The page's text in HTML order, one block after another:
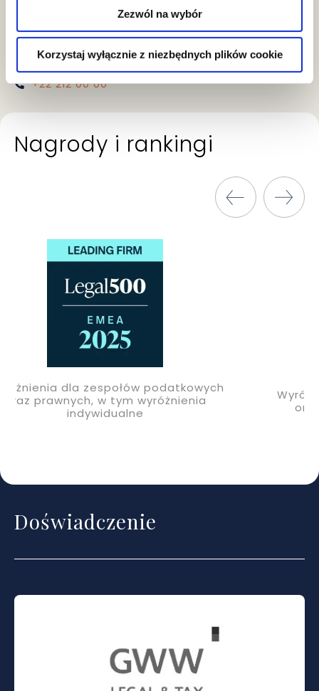
Zezwól na wybór
Korzystaj wyłącznie z niezbędnych plików cookie
Grzegorz Mularczyk
doradca podatkowy, partner GWW
Grzegorz.Mularczyk@gww.pl
+22 212 00 00
Nagrody i rankingi
Wyróżnienia dla zespołów podatkowych
oraz prawnych, w tym wyróżnienia
indywidualne
Doświadczenie